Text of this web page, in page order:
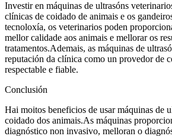
Investir en máquinas de ultrasóns
clínicas de coidado de animais e os
tecnoloxía, os veterinarios poden
mellor calidade aos animais e mellorar os
tratamentos.Ademais, as máquinas de
reputación da clínica como un provedor de
respectable e fiable.
Conclusión
Hai moitos beneficios de usar máquinas de
coidado dos animais.As máquinas
diagnóstico non invasivo, melloran o